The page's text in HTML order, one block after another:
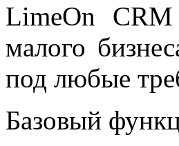
LimeOn
малого
под любые
Базовый